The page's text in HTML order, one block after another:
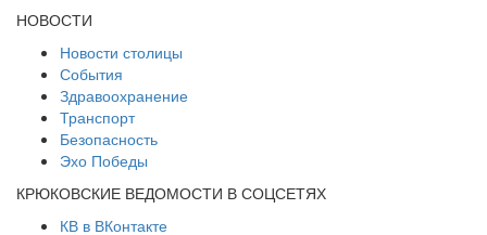
НОВОСТИ
Новости столицы
События
Здравоохранение
Транспорт
Безопасность
Эхо Победы
КРЮКОВСКИЕ ВЕДОМОСТИ В СОЦСЕТЯХ
КВ в ВКонтакте